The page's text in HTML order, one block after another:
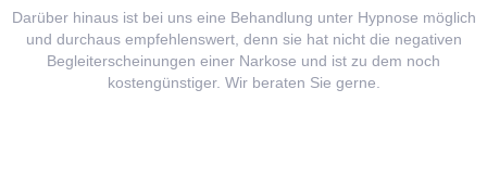
Darüber hinaus ist bei uns eine Behandlung unter Hypnose möglich
und durchaus empfehlenswert, denn sie hat nicht die negativen
Begleiterscheinungen einer Narkose und ist zu dem noch
kostengünstiger. Wir beraten Sie gerne.